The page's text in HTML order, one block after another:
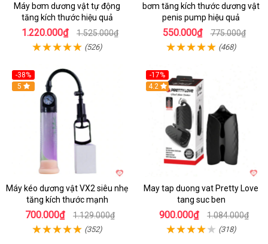
Máy bơm dương vật tự động
tăng kích thước hiệu quả
1.220.000₫ 1.525.000₫
(526)
bơm tăng kích thước dương vật
penis pump hiệu quả
550.000₫ 775.000₫
(468)
-38%
Hot
5
Máy kéo dương vật VX2 siêu nhẹ
tăng kích thước mạnh
700.000₫ 1.129.000₫
(352)
-17%
4.2
May tap duong vat Pretty Love
tang suc ben
900.000₫ 1.084.000₫
(318)